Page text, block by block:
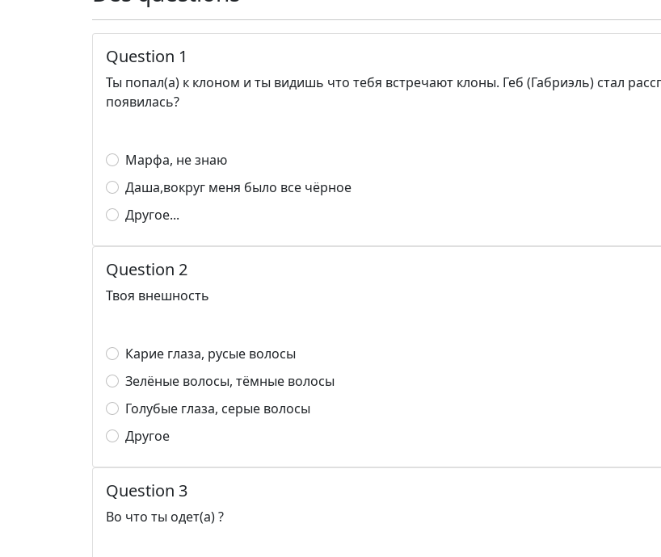
Question 1
Ты попал(а) к клоном и ты видишь что тебя встречают клоны. Геб (Габриэль) стал
появилась?
Марфа, не знаю
Даша,вокруг меня было все чёрное
Другое...
Question 2
Твоя внешность
Карие глаза, русые волосы
Зелёные волосы, тёмные волосы
Голубые глаза, серые волосы
Другое
Question 3
Во что ты одет(а) ?